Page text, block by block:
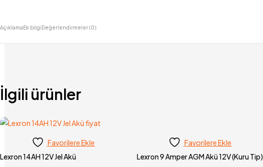
AçıklamaEk bilgiDeğerlendirmeler (0)
İlgili ürünler
Favorilere Ekle
Lexron 14AH 12V Jel Akü
Favorilere Ekle
Lexron 9 Amper AGM Akü 12V (Kuru Tip)